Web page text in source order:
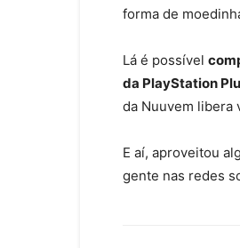
forma de
Lá é possível
da PlayStation
da Nuuvem libera
E aí, aproveitou
gente nas redes